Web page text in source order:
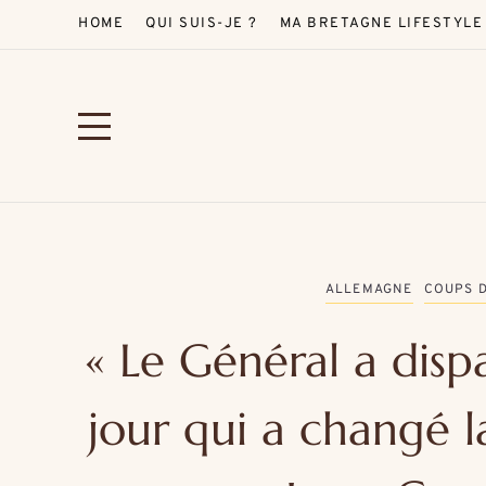
HOME QUI SUIS-JE ? MA BRETAGNE LIFESTYLE
ALLEMAGNE COUPS
« Le Général a
jour qui a changé